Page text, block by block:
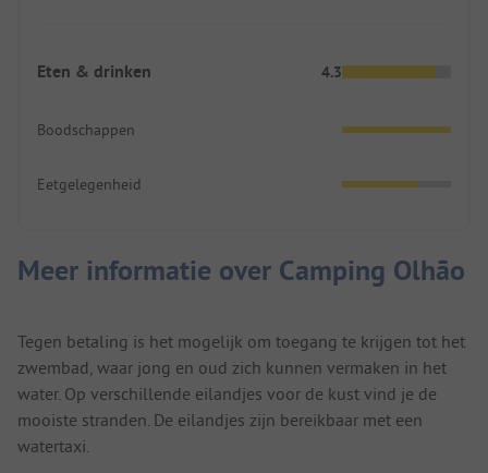
Eten & drinken 4.3
Boodschappen
Eetgelegenheid
Meer informatie over Camping Olhão
Tegen betaling is het mogelijk om toegang te krijgen tot het
zwembad, waar jong en oud zich kunnen vermaken in het
water. Op verschillende eilandjes voor de kust vind je de
mooiste stranden. De eilandjes zijn bereikbaar met een
watertaxi.